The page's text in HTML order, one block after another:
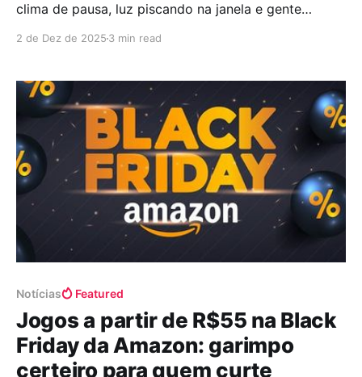
clima de pausa, luz piscando na janela e gente
enxurrada de títulos novos, prometendo
2 de Dez de 2025 3 min read
Notícias Featured
Jogos a partir de R$55 na Black
Friday da Amazon: garimpo
certeiro para quem curte